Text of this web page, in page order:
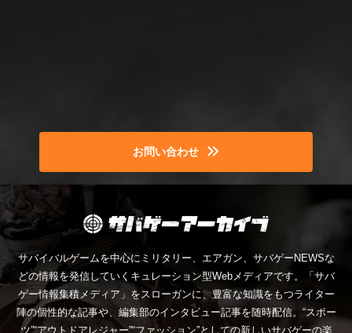
お問い合わせ
サバイバルゲームを中心にミリタリー、エアガン、サバゲーNEWSな
どの情報を発信していくキュレーション型Webメディアです。「サバ
ゲー情報集積メディア」をスローガンに、豊富な知識をもつライター
陣の個性的な記事や、編集部のインタビュー記事を随時配信。“スポー
ツ”“アウトドアレジャー”“ファッション”としての新しいサバゲーの楽